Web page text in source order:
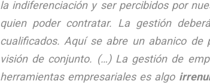
la indiferenciación y ser percibidos por
quien poder contratar. La gestión
cualificados. Aquí se abre un abanico de
visión de conjunto. (…) La gestión de
herramientas empresariales es algo